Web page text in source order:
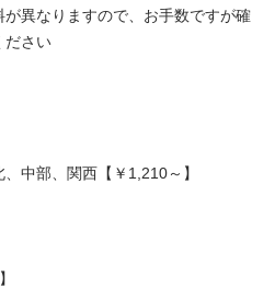
異なりますので、お手数ですが確
ださい
中部、関西【￥1,210～】